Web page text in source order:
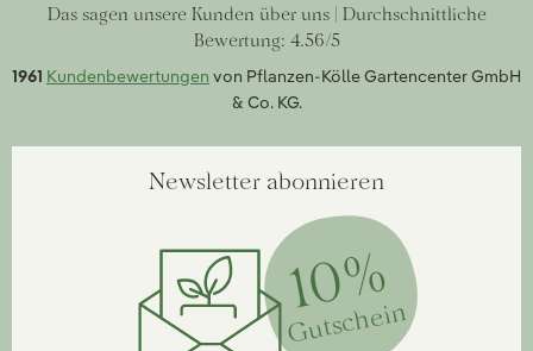
Das sagen unsere Kunden über uns | Durchschnittliche
Bewertung: 4.56/5
1961 Kundenbewertungen von Pflanzen-Kölle Gartencenter GmbH
& Co. KG.
Newsletter abonnieren
10%
Gutschein